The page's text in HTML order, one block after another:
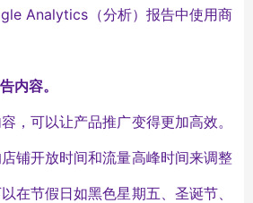
Analytics（分析）报告中使用商
内容。
，可以让产品推广变得更加高效。
铺开放时间和流量高峰时间来调整
在节假日如黑色星期五、圣诞节、